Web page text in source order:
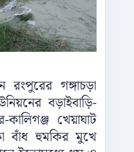
রংপুরের গঙ্গাচড়া
বড়াইবাড়ি-
খেয়াঘাট
বাঁধ হুমকির মুখে